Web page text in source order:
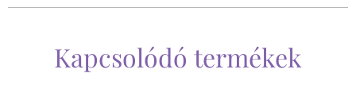
Kapcsolódó termékek